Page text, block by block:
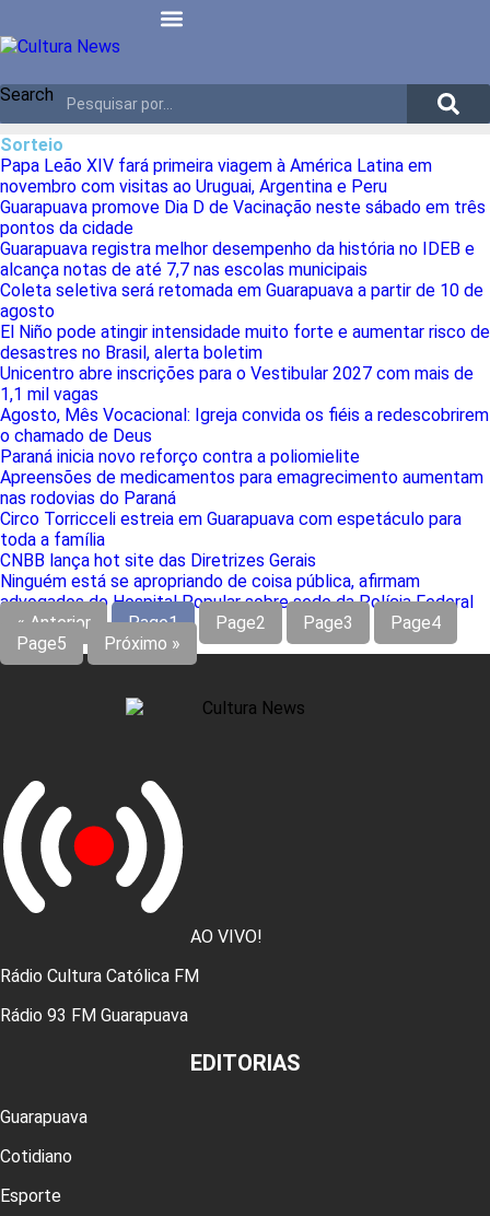
Search
Sorteio
Papa Leão XIV fará primeira viagem à América Latina em
novembro com visitas ao Uruguai, Argentina e Peru
Guarapuava promove Dia D de Vacinação neste sábado em três
pontos da cidade
Guarapuava registra melhor desempenho da história no IDEB e
alcança notas de até 7,7 nas escolas municipais
Coleta seletiva será retomada em Guarapuava a partir de 10 de
agosto
El Niño pode atingir intensidade muito forte e aumentar risco de
desastres no Brasil, alerta boletim
Unicentro abre inscrições para o Vestibular 2027 com mais de
1,1 mil vagas
Agosto, Mês Vocacional: Igreja convida os fiéis a redescobrirem
o chamado de Deus
Paraná inicia novo reforço contra a poliomielite
Apreensões de medicamentos para emagrecimento aumentam
nas rodovias do Paraná
Circo Torricceli estreia em Guarapuava com espetáculo para
toda a família
CNBB lança hot site das Diretrizes Gerais
Ninguém está se apropriando de coisa pública, afirmam
advogados do Hospital Popular sobre sede da Polícia Federal
« Anterior
Page1 Page2 Page3 Page4
Page5 Próximo »
AO VIVO!
Rádio Cultura Católica FM
Rádio 93 FM Guarapuava
EDITORIAS
Guarapuava
Cotidiano
Esporte